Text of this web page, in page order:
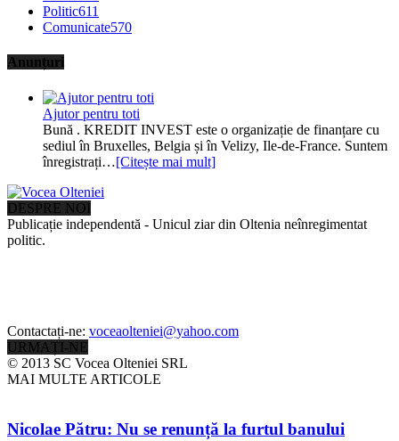
Politic611
Comunicate570
Anunțuri
Ajutor pentru toti
Bună . KREDIT INVEST este o organizație de finanțare cu
sediul în Bruxelles, Belgia și în Velizy, Ile-de-France. Suntem
înregistrați…[Citește mai mult]
DESPRE NOI
Publicație independentă - Unicul ziar din Oltenia neînregimentat
politic.
Contactați-ne: voceaolteniei@yahoo.com
URMAȚI-NE
© 2013 SC Vocea Olteniei SRL
MAI MULTE ARTICOLE
Nicolae Pătru: Nu se renunță la furtul banului